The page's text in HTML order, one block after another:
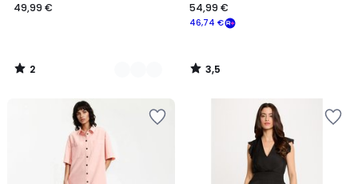
49,99 €
2
/
46,74 €
54,99 €
3,5
/